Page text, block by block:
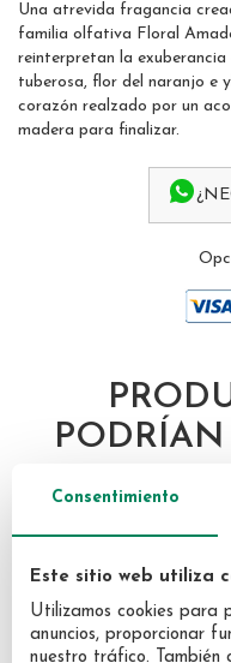
of
images
Una atrevida fragancia
familia olfativa Floral
reinterpretan la
tuberosa, flor del naranjo e
corazón realzado por un
madera para finalizar.
PODRÍAN
Consentimiento
Este sitio web utiliza
Utilizamos cookies para
anuncios, proporcionar
nuestro tráfico. También